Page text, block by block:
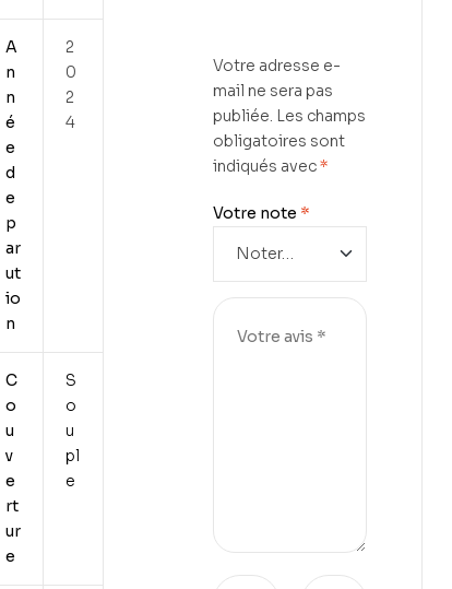
A
n
n
é
e
d
e
p
ar
ut
io
n
2
0
2
4
C
o
u
v
e
rt
ur
e
S
o
u
pl
e
Votre adresse e-
mail ne sera pas
publiée. Les champs
obligatoires sont
indiqués avec*
Votre note *